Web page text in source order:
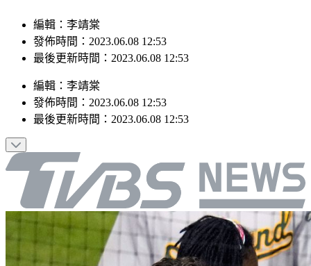
編輯：李靖棠
發佈時間：2023.06.08 12:53
最後更新時間：2023.06.08 12:53
編輯 ： 李靖棠
發佈時間： 2023.06.08 12:53
最後更新時間： 2023.06.08 12:53